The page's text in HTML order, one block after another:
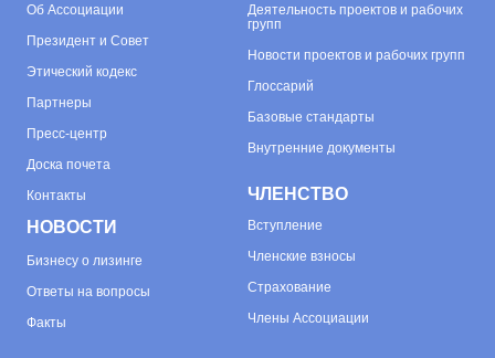
Об Ассоциации
Президент и Совет
Этический кодекс
Партнеры
Пресс-центр
Доска почета
Контакты
НОВОСТИ
Бизнесу о лизинге
Ответы на вопросы
Факты
Деятельность проектов и рабочих
групп
Новости проектов и рабочих групп
Глоссарий
Базовые стандарты
Внутренние документы
ЧЛЕНСТВО
Вступление
Членские взносы
Страхование
Члены Ассоциации